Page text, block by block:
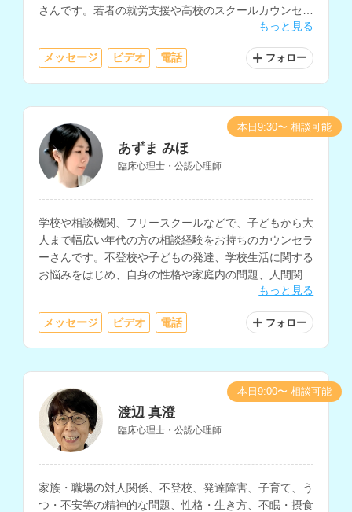
さんです。若者の就労支援や高校のスクールカウンセラ
ーなど、教育・福祉・行政の現場での勤務経験をお持ち
もっと見る
メッセージ ビデオ 電話 フォロー
あずま みほ
臨床心理士・公認心理師
学校や相談機関、フリースクールなどで、子どもから大
人まで幅広い年代の方の相談経験をお持ちのカウンセラ
ーさんです。不登校や子どもの発達、学校生活に関する
お悩みをはじめ、自身の性格や家庭内の問題、人間関
係、職場での悩みなど、多様な相談に対応されていま
す。
もっと見る
メッセージ ビデオ 電話 フォロー
本日9:30〜 相談可能
渡辺 真澄
臨床心理士・公認心理師
家族・職場の対人関係、不登校、発達障害、子育て、う
つ・不安等の精神的な問題、性格・生き方、不眠・摂食
本日9:00〜 相談可能